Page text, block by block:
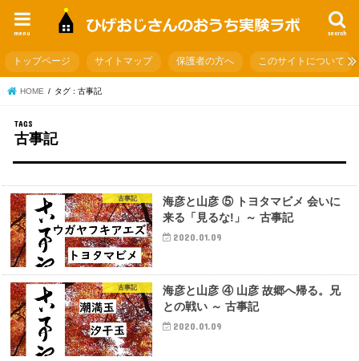
search
menu
トップページ サイトマップ 保護者の方へ このサイトについて
HOME タグ : 古事記
古事記
古事記
海彦と山彦 ⑤ トヨタマビメ 会いに
来る「見るな!」～ 古事記
2020.01.09
古事記
海彦と山彦 ④ 山彦 故郷へ帰る。兄
との戦い ～ 古事記
2020.01.09